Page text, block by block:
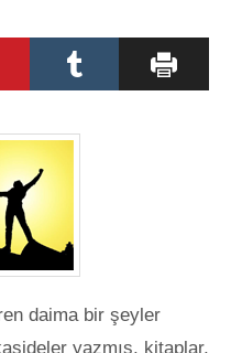
daima bir şeyler
yazmış, kitaplar,